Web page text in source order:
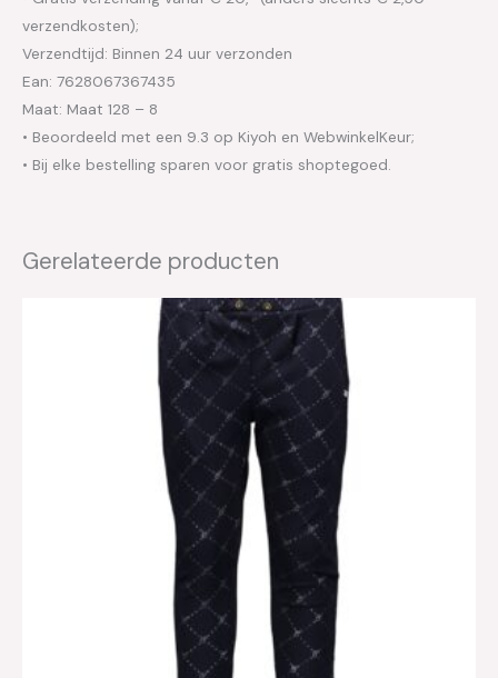
verzendkosten);
Verzendtijd: Binnen 24 uur verzonden
Ean: 7628067367435
Maat: Maat 128 – 8
• Beoordeeld met een 9.3 op Kiyoh en WebwinkelKeur;
• Bij elke bestelling sparen voor gratis shoptegoed.
Gerelateerde producten